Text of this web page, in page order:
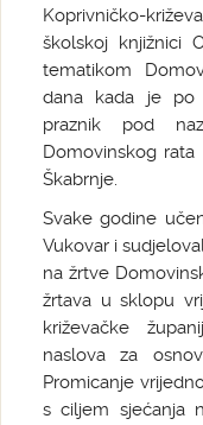
Koprivničko-
školskoj knjižnici
tematikom
dana kada je po
praznik pod
Domovinskog
Škabrnje.
Svake godine
Vukovar i
na žrtve
žrtava u sklopu
križevačke
naslova za
Promicanje
s ciljem sjećanja